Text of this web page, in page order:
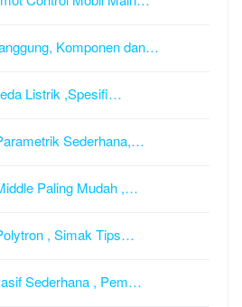
Komponen dan…
Listrik ,Spesifi…
Sederhana,…
Paling Mudah ,…
, Simak Tips…
Sederhana , Pem…